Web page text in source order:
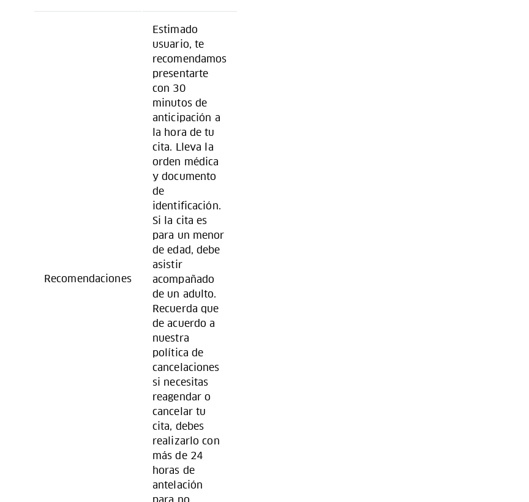
Recomendaciones
Estimado
usuario, te
recomendamos
presentarte
con 30
minutos de
anticipación a
la hora de tu
cita. Lleva la
orden médica
y documento
de
identificación.
Si la cita es
para un menor
de edad, debe
asistir
acompañado
de un adulto.
Recuerda que
de acuerdo a
nuestra
política de
cancelaciones
si necesitas
reagendar o
cancelar tu
cita, debes
realizarlo con
más de 24
horas de
antelación